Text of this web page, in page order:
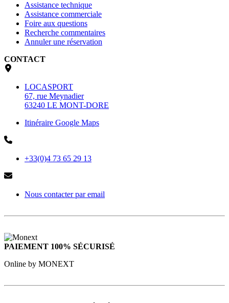
Assistance technique
Assistance commerciale
Foire aux questions
Recherche commentaires
Annuler une réservation
CONTACT
LOCASPORT
67, rue Meynadier
63240 LE MONT-DORE
Itinéraire Google Maps
+33(0)4 73 65 29 13
Nous contacter par email
PAIEMENT 100% SÉCURISÉ
Online by MONEXT